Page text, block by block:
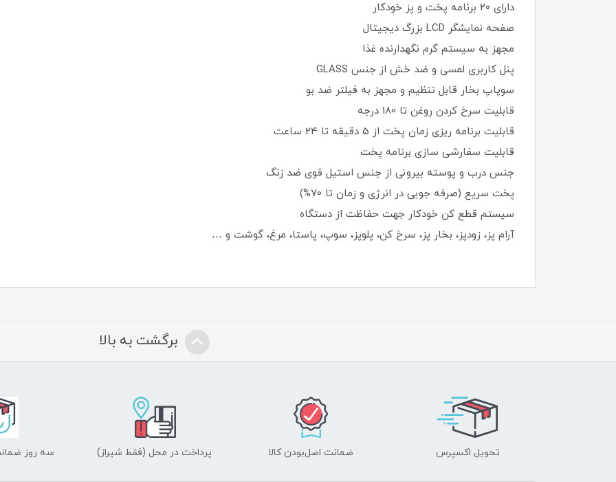
دارای 20 برنامه پخت و پز خودکار
صفحه نمایشگر LCD بزرگ دیجیتال
مجهز به سیستم گرم نگهدارنده غذا
پنل کاربری لمسی و ضد خش از جنس GLASS
سوپاپ بخار قابل تنظیم و مجهز به فیلتر ضد بو
قابلیت سرخ کردن روغن تا 180 درجه
قابلیت برنامه ریزی زمان پخت از 5 دقیقه تا 24 ساعت
قابلیت سفارشی سازی برنامه پخت
جنس درب و پوسته بیرونی از جنس استیل قوی ضد زنگ
پخت سریع (صرفه جویی در انرژی و زمان تا 70%)
سیستم قطع کن خودکار جهت حفاظت از دستگاه
آرام پز، زودپز، بخار پز، سرخ کن، پلوپز، سوپ، پاستا، مرغ، گوشت و …
برگشت به بالا
تحویل اکسپرس ضمانت اصل‌بودن کالا پرداخت در محل (فقط شیراز) سه روز